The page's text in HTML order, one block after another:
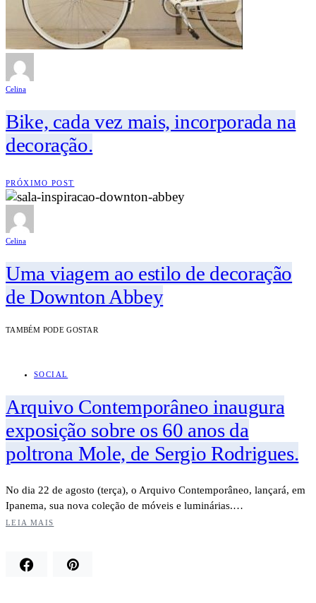
Celina
Bike, cada vez mais, incorporada na
decoração.
PRÓXIMO POST
Celina
Uma viagem ao estilo de decoração
de Downton Abbey
TAMBÉM PODE GOSTAR
SOCIAL
Arquivo Contemporâneo inaugura
exposição sobre os 60 anos da
poltrona Mole, de Sergio Rodrigues.
No dia 22 de agosto (terça), o Arquivo Contemporâneo, lançará, em
Ipanema, sua nova coleção de móveis e luminárias.…
LEIA MAIS